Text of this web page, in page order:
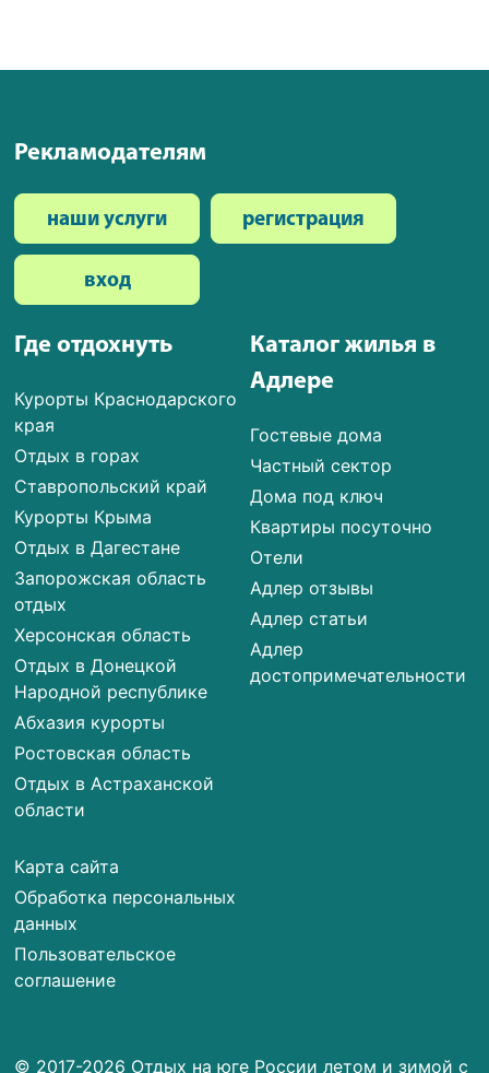
Где отдохнуть
Курорты Краснодарского
края
Отдых в горах
Ставропольский край
Курорты Крыма
Отдых в Дагестане
Запорожская область
отдых
Херсонская область
Отдых в Донецкой
Народной республике
Абхазия курорты
Ростовская область
Отдых в Астраханской
области
Карта сайта
Обработка персональных
данных
Пользовательское
соглашение
Каталог жилья в
Адлере
Гостевые дома
Частный сектор
Дома под ключ
Квартиры посуточно
Отели
Адлер отзывы
Адлер статьи
Адлер
достопримечательности
Рекламодателям
наши услуги регистрация
вход
© 2017-2026 Отдых на юге России летом и зимой с